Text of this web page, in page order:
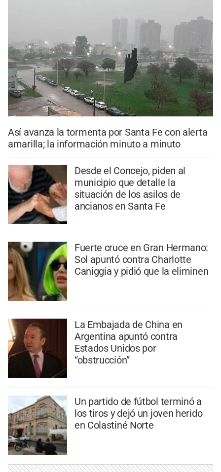
Así avanza la tormenta por Santa Fe con alerta
amarilla; la información minuto a minuto
Desde el Concejo, piden al
municipio que detalle la
situación de los asilos de
ancianos en Santa Fe
Fuerte cruce en Gran Hermano:
Sol apuntó contra Charlotte
Caniggia y pidió que la eliminen
La Embajada de China en
Argentina apuntó contra
Estados Unidos por
“obstrucción”
Un partido de fútbol terminó a
los tiros y dejó un joven herido
en Colastiné Norte